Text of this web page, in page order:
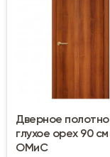
Дверное полотно
глухое орех 90 см
ОМиС